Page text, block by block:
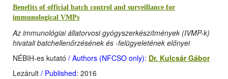
Benefits of official batch control and surveillance for
immunological VMPs
Az immunológiai állatorvosi gyógyszerkészítmények (IVMP-k)
hivatali batchellenőrzésének és -felügyeletének előnyei
NÉBIH-es kutató / Authors (NFCSO only): Dr. Kulcsár Gábor
Lezárult / Published: 2016